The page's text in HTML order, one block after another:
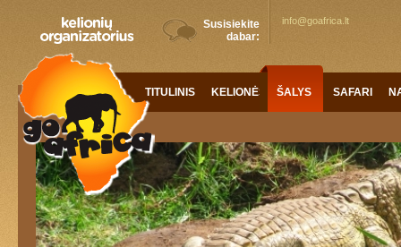
Susisiekite
dabar:
info@goafrica.lt
TITULINIS KELIONĖS ŠALYS SAFARI